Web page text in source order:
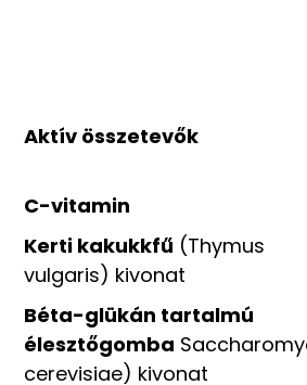
Aktív összetevők
C-vitamin
Kerti kakukkfű (Thymus
vulgaris) kivonat
Béta-glükán tartalmú
élesztőgomba
cerevisiae) kivonat